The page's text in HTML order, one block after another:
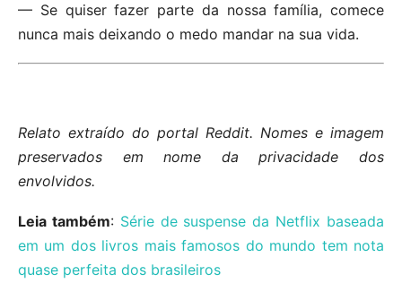
— Se quiser fazer parte da nossa família, comece
nunca mais deixando o medo mandar na sua vida.
Relato extraído do portal Reddit. Nomes e imagem
preservados em nome da privacidade dos
envolvidos.
Leia também: Série de suspense da Netflix baseada
em um dos livros mais famosos do mundo tem nota
quase perfeita dos brasileiros